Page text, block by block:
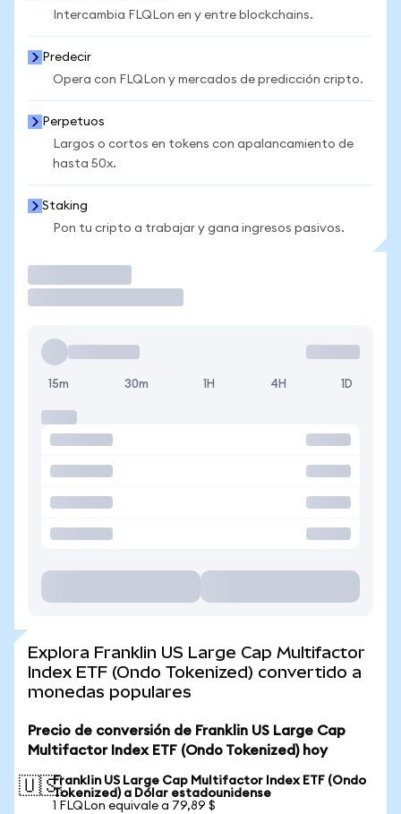
Intercambia FLQLon en y entre blockchains.
Predecir
Opera con FLQLon y mercados de predicción cripto.
Perpetuos
Largos o cortos en tokens con apalancamiento de
hasta 50x.
Staking
Pon tu cripto a trabajar y gana ingresos pasivos.
15m 30m 1H 4H 1D
Explora Franklin US Large Cap Multifactor
Index ETF (Ondo Tokenized) convertido a
monedas populares
Precio de conversión de Franklin US Large Cap
Multifactor Index ETF (Ondo Tokenized) hoy
🇺🇸Franklin US Large Cap Multifactor Index ETF (Ondo
Tokenized) a Dólar estadounidense
1 FLQLon equivale a 79,89 $